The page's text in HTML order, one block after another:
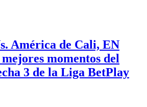
América de Cali, EN
momentos del
3 de la Liga BetPlay